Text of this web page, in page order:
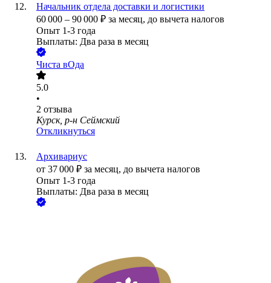
Начальник отдела доставки и логистики
60 000 – 90 000 ₽ за месяц, до вычета налогов
Опыт 1-3 года
Выплаты: Два раза в месяц
Чиста вОда
5.0
•
2 отзыва
Курск, р-н Сеймский
Откликнуться
Архивариус
от 37 000 ₽ за месяц, до вычета налогов
Опыт 1-3 года
Выплаты: Два раза в месяц